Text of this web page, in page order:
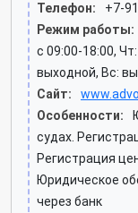
Телефон:
+7-
Режим работы:
c 09:00-18:00,
выходной, Вс:
Сайт:
Особенности:
судах.
Регистрация
Юридическое
через банк